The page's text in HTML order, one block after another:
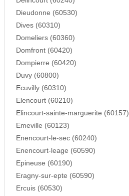
Dieudonne (60530)
Dives (60310)
Domeliers (60360)
Domfront (60420)
Dompierre (60420)
Duvy (60800)
Ecuvilly (60310)
Elencourt (60210)
Elincourt-sainte-marguerite (60157)
Emeville (60123)
Enencourt-le-sec (60240)
Enencourt-leage (60590)
Epineuse (60190)
Eragny-sur-epte (60590)
Ercuis (60530)